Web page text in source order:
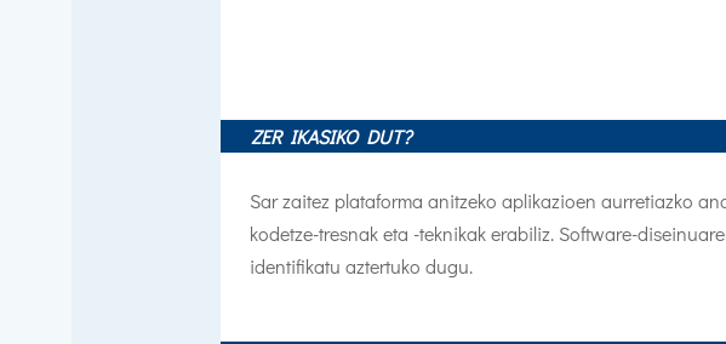
ZER IKASIKO DUT?
Sar zaitez plataforma anitzeko aplikazioen aurretiazko
kodetze-tresnak eta -teknikak erabiliz. Software-
identifikatu aztertuko dugu.